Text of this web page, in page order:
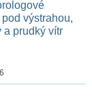
výstrahou,
a prudký vítr